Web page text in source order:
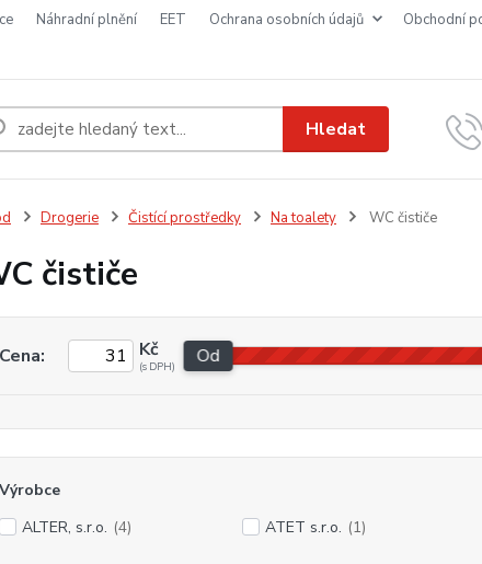
náhradní plnění EET ochrana osobních údajů
obchodní
Hledat
Drogerie Čistící prostředky Na toalety WC čističe
čističe
Cena: Kč Od
Výrobce
ALTER, s.r.o. (4) ATET s.r.o. (1)